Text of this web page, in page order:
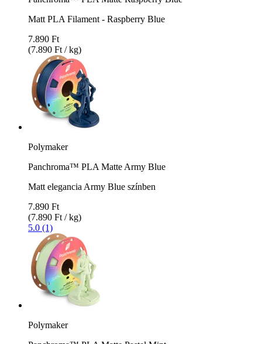
Matt PLA Filament - Raspberry Blue
7.890 Ft
(7.890 Ft / kg)
Polymaker
Panchroma™ PLA Matte Army Blue
Matt elegancia Army Blue színben
7.890 Ft
(7.890 Ft / kg)
5.0 (1)
Polymaker